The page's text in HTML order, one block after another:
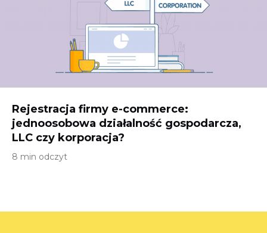
Rejestracja firmy e-commerce:
jednoosobowa działalność gospodarcza,
LLC czy korporacja?
8 min odczyt